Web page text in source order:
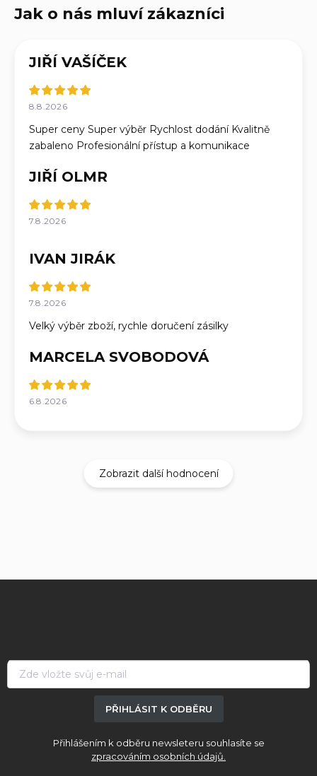
JIŘÍ VAŠÍČEK
8.8.2026
Super ceny Super výběr Rychlost dodání Kvalitně
zabaleno Profesionální přístup a komunikace
JIŘÍ OLMR
7.8.2026
IVAN JIRÁK
7.8.2026
Velký výběr zboží, rychle doručení zásilky
MARCELA SVOBODOVÁ
6.8.2026
Zobrazit další hodnocení
PŘIHLÁSIT K ODBĚRU
Přihlášením k odběru newsleteru souhlasíte se
zpracováním osobních údajů.